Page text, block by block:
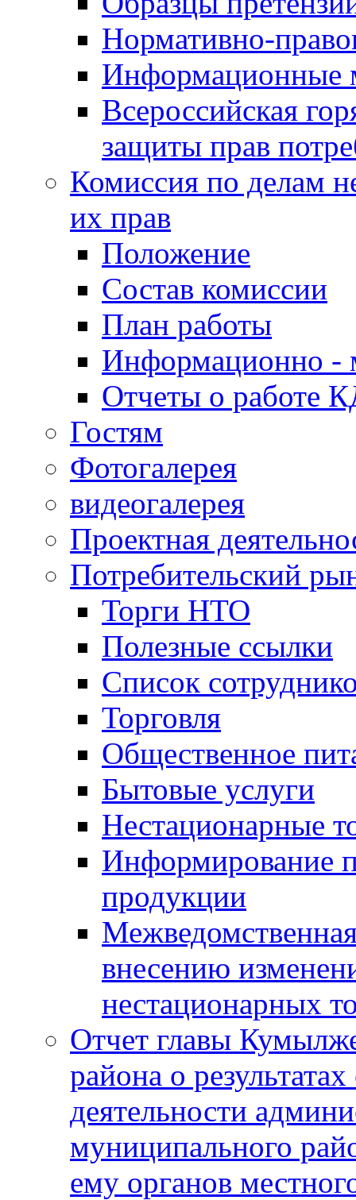
Нормативно-
Информационные
Всероссийская
защиты прав
Комиссия по делам
их прав
Положение
Состав комиссии
План работы
Информационно -
Отчеты о работе
Гостям
Фотогалерея
видеогалерея
Проектная
Потребительский
Торги НТО
Полезные ссылки
Список
Торговля
Общественное
Бытовые услуги
Нестационарные
Информирование
продукции
внесению
нестационарных
Отчет главы
района о
деятельности
муниципального
ему органов